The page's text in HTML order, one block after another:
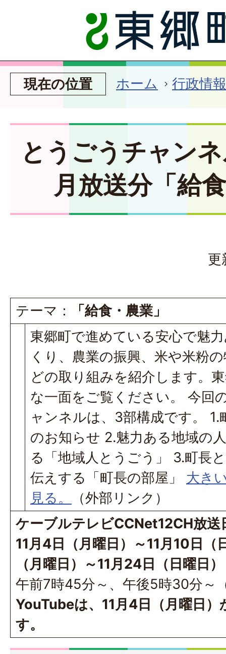
現在の位置 ホーム 行政情報
とうごうチャン
月放送分「給
更
テーマ：
「給食・農業」
東郷町で進めている安心で魅
くり、農業の振興、米や米粉
どの取り組みを紹介します。
な一面をご覧ください。 今回
ャンネルは、3部構成です。
のお知らせ 2.魅力ある地域の
る「地域人とうごう」 3.町長
伝えする「町長の部屋」 大き
見る。
（外部リンク）
ケーブルテレビCCNet12CH放送
11月4日（月曜日）～11月10日（
（月曜日）～11月24日（日曜日）
午前7時45分～、午後5時30分～
YouTubeは、11月4日（月曜日）
す。